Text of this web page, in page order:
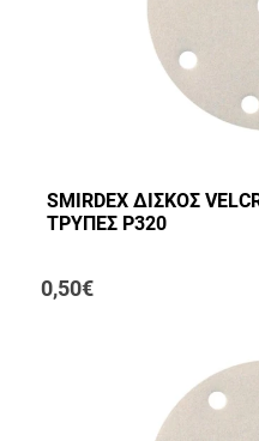
SMIRDEX ΔΙΣΚΟΣ
ΤΡΥΠΕΣ P320
0,50€